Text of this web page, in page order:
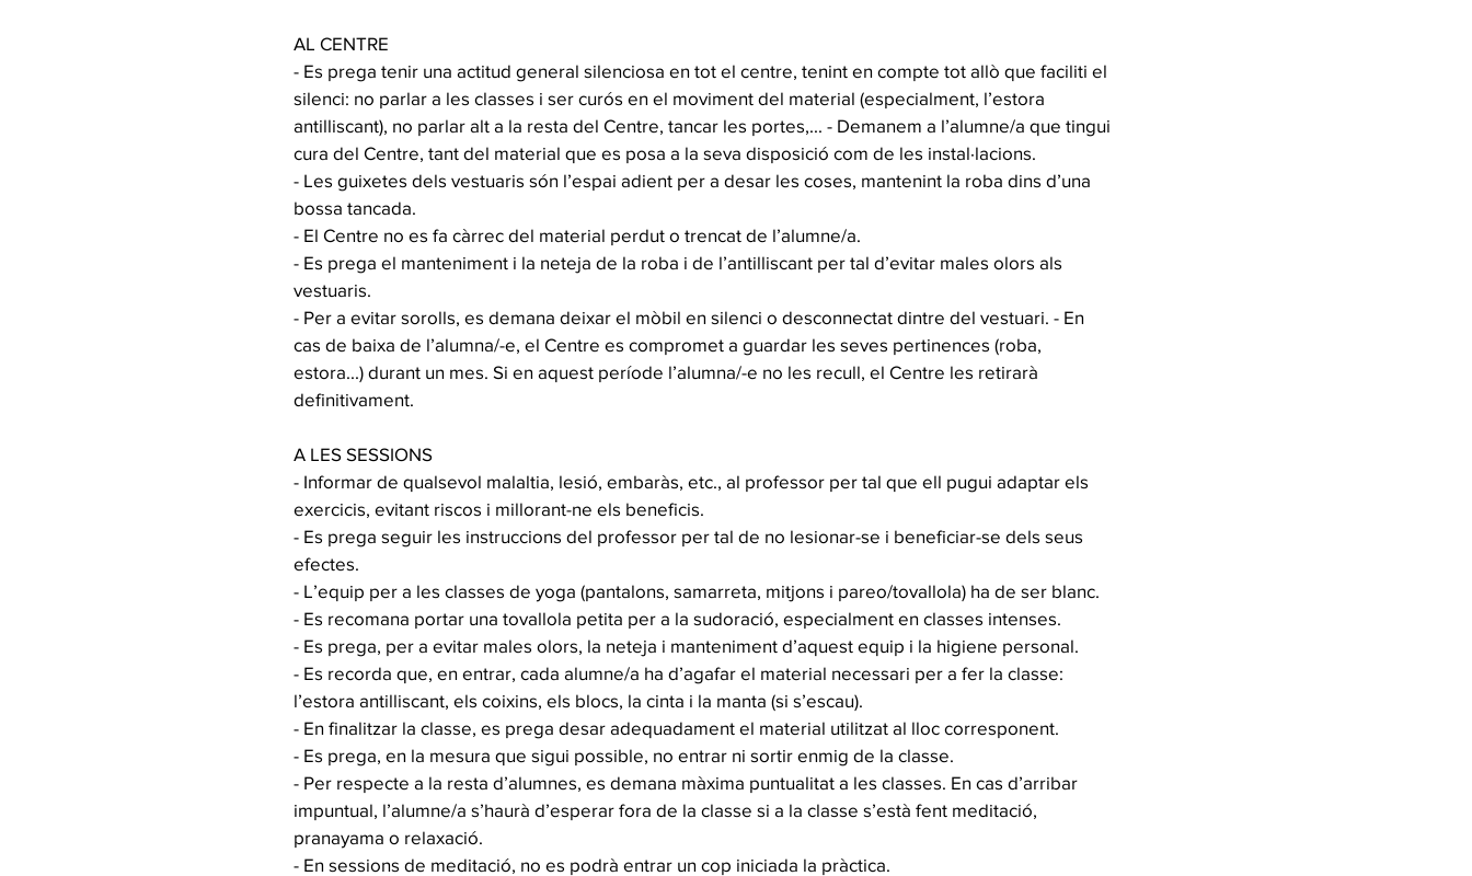
AL CENTRE
- Es prega tenir una actitud general silenciosa en tot el centre, tenint en compte tot allò que faciliti el
silenci: no parlar a les classes i ser curós en el moviment del material (especialment, l’estora
antilliscant), no parlar alt a la resta del Centre, tancar les portes,... - Demanem a l’alumne/a que tingui
cura del Centre, tant del material que es posa a la seva disposició com de les instal·lacions.
- Les guixetes dels vestuaris són l’espai adient per a desar les coses, mantenint la roba dins d’una
bossa tancada.
- El Centre no es fa càrrec del material perdut o trencat de l’alumne/a.
- Es prega el manteniment i la neteja de la roba i de l’antilliscant per tal d’evitar males olors als
vestuaris.
- Per a evitar sorolls, es demana deixar el mòbil en silenci o desconnectat dintre del vestuari. - En
cas de baixa de l’alumna/-e, el Centre es compromet a guardar les seves pertinences (roba,
estora...) durant un mes. Si en aquest període l’alumna/-e no les recull, el Centre les retirarà
definitivament.
A LES SESSIONS
- Informar de qualsevol malaltia, lesió, embaràs, etc., al professor per tal que ell pugui adaptar els
exercicis, evitant riscos i millorant-ne els beneficis.
- Es prega seguir les instruccions del professor per tal de no lesionar-se i beneficiar-se dels seus
efectes.
- L’equip per a les classes de yoga (pantalons, samarreta, mitjons i pareo/tovallola) ha de ser blanc.
- Es recomana portar una tovallola petita per a la sudoració, especialment en classes intenses.
- Es prega, per a evitar males olors, la neteja i manteniment d’aquest equip i la higiene personal.
- Es recorda que, en entrar, cada alumne/a ha d’agafar el material necessari per a fer la classe:
l’estora antilliscant, els coixins, els blocs, la cinta i la manta (si s’escau).
- En finalitzar la classe, es prega desar adequadament el material utilitzat al lloc corresponent.
- Es prega, en la mesura que sigui possible, no entrar ni sortir enmig de la classe.
- Per respecte a la resta d’alumnes, es demana màxima puntualitat a les classes. En cas d’arribar
impuntual, l’alumne/a s’haurà d’esperar fora de la classe si a la classe s’està fent meditació,
pranayama o relaxació.
- En sessions de meditació, no es podrà entrar un cop iniciada la pràctica.